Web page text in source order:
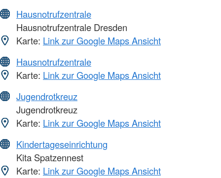
Hausnotrufzentrale
Hausnotrufzentrale Dresden
Karte: Link zur Google Maps Ansicht
Hausnotrufzentrale
Karte: Link zur Google Maps Ansicht
Jugendrotkreuz
Jugendrotkreuz
Karte: Link zur Google Maps Ansicht
Kindertageseinrichtung
Kita Spatzennest
Karte: Link zur Google Maps Ansicht